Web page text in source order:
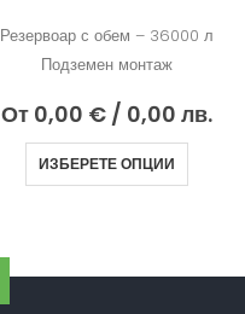
Резервоар с обем – 36000 л
Подземен монтаж
От 0,00 € / 0,00 лв.
ИЗБЕРЕТЕ ОПЦИИ